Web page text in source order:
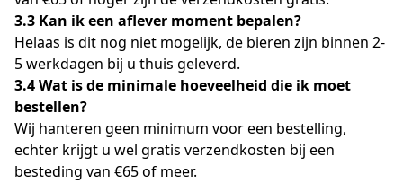
3.3 Kan ik een aflever moment bepalen?
Helaas is dit nog niet mogelijk, de bieren zijn binnen 2-
5 werkdagen bij u thuis geleverd.
3.4 Wat is de minimale hoeveelheid die ik moet
bestellen?
Wij hanteren geen minimum voor een bestelling,
echter krijgt u wel gratis verzendkosten bij een
besteding van €65 of meer.